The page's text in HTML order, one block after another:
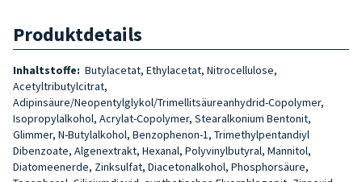
Produktdetails
Inhaltstoffe: Butylacetat, Ethylacetat, Nitrocellulose,
Acetyltributylcitrat,
Adipinsäure/Neopentylglykol/Trimellitsäureanhydrid-Copolymer,
Isopropylalkohol, Acrylat-Copolymer, Stearalkonium Bentonit,
Glimmer, N-Butylalkohol, Benzophenon-1, Trimethylpentandiyl
Dibenzoate, Algenextrakt, Hexanal, Polyvinylbutyral, Mannitol,
Diatomeenerde, Zinksulfat, Diacetonalkohol, Phosphorsäure,